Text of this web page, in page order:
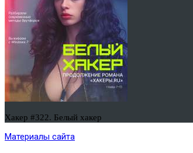
Хакер #322. Белый хакер
Материалы сайта